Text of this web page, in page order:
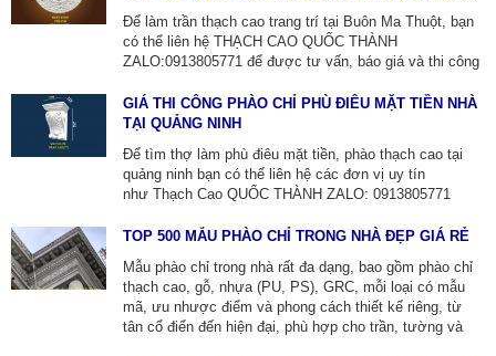
công riêng.
Để làm trần thạch cao trang trí tại Buôn Ma Thuột, bạn
có thể liên hệ THẠCH CAO QUỐC THÀNH
ZALO:0913805771 để được tư vấn, báo giá và thi công
chuyên nghiệp và kinh nghiệm thi công nhiều công trình
có tính thẩm mỹ cao.
GIÁ THI CÔNG PHÀO CHỈ PHÙ ĐIÊU MẶT TIỀN NHÀ
TẠI QUẢNG NINH
Để tìm thợ làm phù điêu mặt tiền, phào thạch cao tại
quảng ninh bạn có thể liên hệ các đơn vị uy tín
như Thạch Cao QUỐC THÀNH ZALO: 0913805771
tiết. Khi lựa chọn hãy tìm hiểu về kinh nghiệm,dịch vụ
xi măng để đảm bảo công trình đẹp và chất lượng.
TOP 500 MẪU PHÀO CHỈ TRONG NHÀ ĐẸP GIÁ RẺ
Mẫu phào chỉ trong nhà rất đa dạng, bao gồm phào chỉ
thạch cao, gỗ, nhựa (PU, PS), GRC, mỗi loại có mẫu
mã, ưu nhược điểm và phong cách thiết kế riêng, từ
tân cổ điển đến hiện đại, phù hợp cho trần, tường và